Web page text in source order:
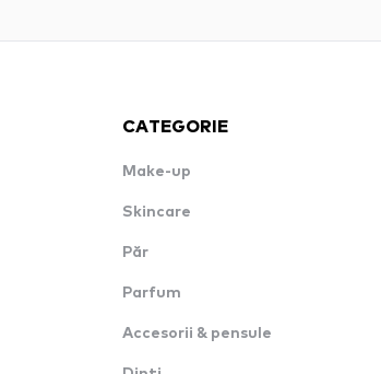
CATEGORIE
Make-up
Skincare
Păr
Parfum
Accesorii & pensule